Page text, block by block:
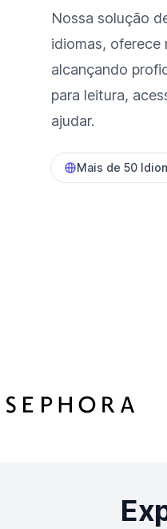
Nossa solução
idiomas, oferece
alcançando
para leitura,
ajudar.
Mais de 50